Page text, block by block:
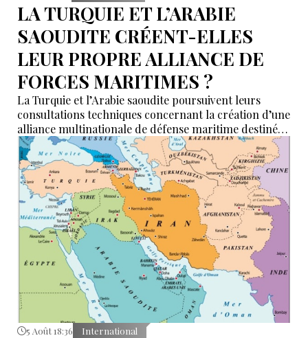
LA TURQUIE ET L’ARABIE
SAOUDITE CRÉENT-ELLES
LEUR PROPRE ALLIANCE DE
FORCES MARITIMES ?
La Turquie et l’Arabie saoudite poursuivent leurs
consultations techniques concernant la création d’une
alliance multinationale de défense maritime destinée
à garantir la sécurité de la navigation en mer Rouge,
dans le détroit de Bab el-Mandeb et dans le golfe
d’Aden.
5 Août 18:36 International